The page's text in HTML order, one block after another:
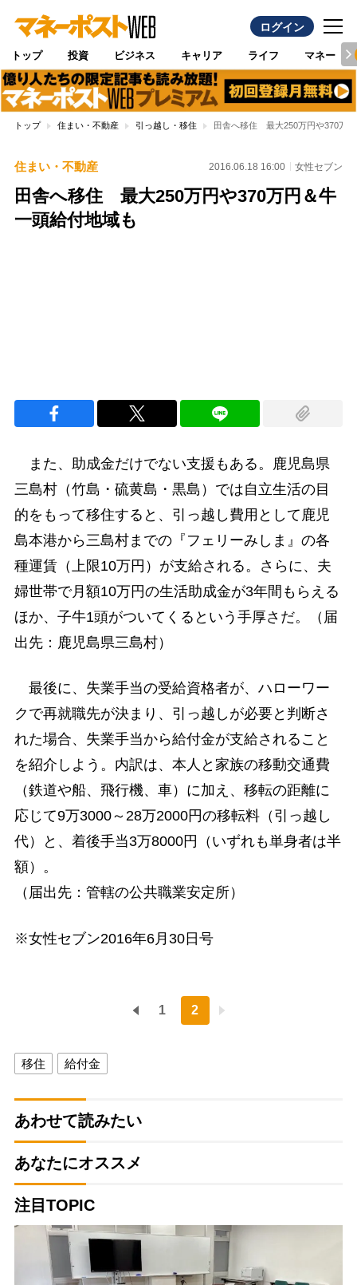
ログイン
トップ 投資 ビジネス キャリア ライフ マネー
トップ 住まい・不動産 引っ越し・移住 田舎へ移住 最大250万円や370万
住まい・不動産 2016.06.18 16:00 女性セブン
田舎へ移住 最大250万円や370万円＆牛
一頭給付地域も
また、助成金だけでない支援もある。鹿児島県
三島村（竹島・硫黄島・黒島）では自立生活の目
的をもって移住すると、引っ越し費用として鹿児
島本港から三島村までの『フェリーみしま』の各
種運賃（上限10万円）が支給される。さらに、夫
婦世帯で月額10万円の生活助成金が3年間もらえる
ほか、子牛1頭がついてくるという手厚さだ。（届
出先：鹿児島県三島村）
最後に、失業手当の受給資格者が、ハローワー
クで再就職先が決まり、引っ越しが必要と判断さ
れた場合、失業手当から給付金が支給されること
を紹介しよう。内訳は、本人と家族の移動交通費
（鉄道や船、飛行機、車）に加え、移転の距離に
応じて9万3000～28万2000円の移転料（引っ越し
代）と、着後手当3万8000円（いずれも単身者は半
額）。
（届出先：管轄の公共職業安定所）
※女性セブン2016年6月30日号
1 2
移住 給付金
あわせて読みたい
あなたにオススメ
注目TOPIC